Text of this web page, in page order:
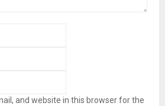
and website in this browser for the